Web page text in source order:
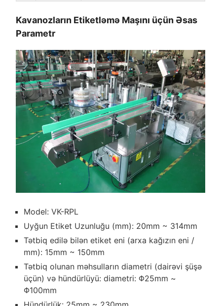
Kavanozların Etiketləmə Maşını üçün Əsas
Parametr
Model: VK-RPL
Uyğun Etiket Uzunluğu (mm): 20mm ~ 314mm
Tətbiq edilə bilən etiket eni (arxa kağızın eni /
mm): 15mm ~ 150mm
Tətbiq olunan məhsulların diametri (dairəvi şüşə
üçün) və hündürlüyü: diametri: Φ25mm ~
Φ100mm